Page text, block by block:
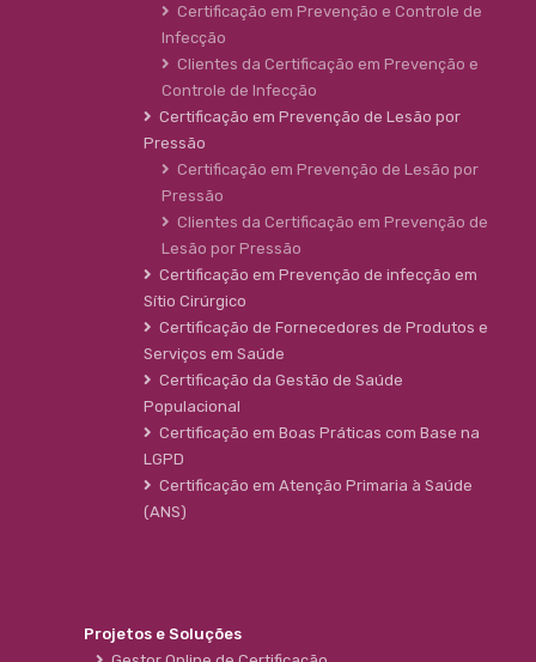
Certificação em Prevenção e Controle de
Infecção
Clientes da Certificação em Prevenção e
Controle de Infecção
Certificação em Prevenção de Lesão por
Pressão
Certificação em Prevenção de Lesão por
Pressão
Clientes da Certificação em Prevenção de
Lesão por Pressão
Certificação em Prevenção de infecção em
Sítio Cirúrgico
Certificação de Fornecedores de Produtos e
Serviços em Saúde
Certificação da Gestão de Saúde
Populacional
Certificação em Boas Práticas com Base na
LGPD
Certificação em Atenção Primaria à Saúde
(ANS)
Projetos e Soluções